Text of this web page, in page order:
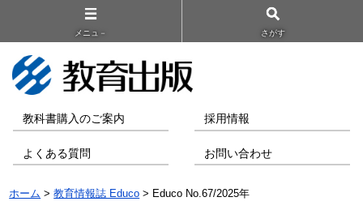
メニュ－ さがす
教科書購入のご案内 採用情報
よくある質問 お問い合わせ
ホーム >教育情報誌 Educo > Educo No.67/2025年